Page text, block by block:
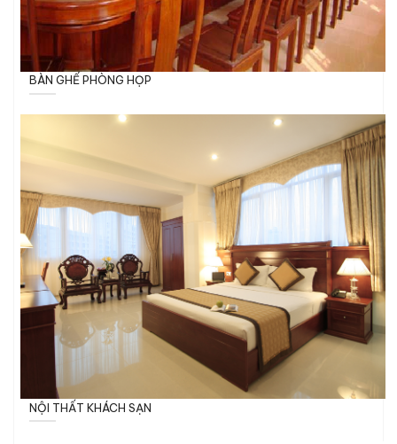
BÀN GHẾ PHÒNG HỌP
NỘI THẤT KHÁCH SẠN